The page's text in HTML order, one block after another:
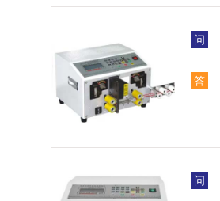
问
答
问